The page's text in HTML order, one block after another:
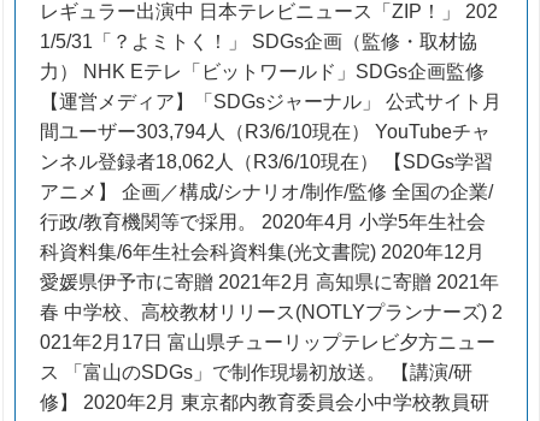
レギュラー出演中 日本テレビニュース「ZIP！」 202
1/5/31「？よミトく！」 SDGs企画（監修・取材協
力） NHK Eテレ「ビットワールド」SDGs企画監修
【運営メディア】「SDGsジャーナル」 公式サイト月
間ユーザー303,794人（R3/6/10現在） YouTubeチャ
ンネル登録者18,062人（R3/6/10現在） 【SDGs学習
アニメ】 企画／構成/シナリオ/制作/監修 全国の企業/
行政/教育機関等で採用。 2020年4月 小学5年生社会
科資料集/6年生社会科資料集(光文書院) 2020年12月
愛媛県伊予市に寄贈 2021年2月 高知県に寄贈 2021年
春 中学校、高校教材リリース(NOTLYプランナーズ) 2
021年2月17日 富山県チューリップテレビ夕方ニュー
ス 「富山のSDGs」で制作現場初放送。 【講演/研
修】 2020年2月 東京都内教育委員会小中学校教員研